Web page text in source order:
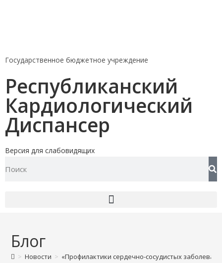
Государственное бюджетное учреждение
Республиканский
Кардиологический
Диспансер
Версия для слабовидящих
Блог
> Новости > «Профилактики сердечно-сосудистых